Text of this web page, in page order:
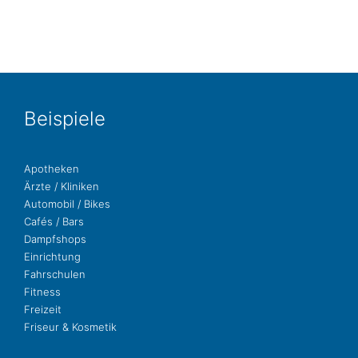
Bei­spie­le
Apo­the­ken
Ärzte / Kliniken
Auto­mo­bil / Bikes
Cafés / Bars
Dampf­shops
Ein­rich­tung
Fahr­schu­len
Fit­ness
Freizeit
Fri­seur & Kosmetik